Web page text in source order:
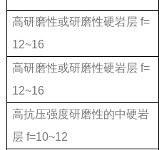
高研磨性或研磨性硬岩层 f=
12~16
高研磨性或研磨性硬岩层 f=
12~16
高抗压强度研磨性的中硬岩
层 f=10~12